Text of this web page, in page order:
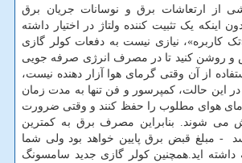
از ارتعاشات برق و نوسانات جریان برق
اینکه یک تثبیت کننده ولتاژ در اختیار داشته
کاربره»، نیازی نیست به دفعات کولر گازی
روشن کنید تا در مصرف انرژی صرفه جویی
از آن وقتی گرمای هوا آزار دهنده نیست،
در این حالت، کمپرسور و فن تنها به مدت زمان
دمای هوای مطلوب را حفظ کنند و وقتی ضرورت
می شوند. بنابراین مصرف برق به کمترین
- مبلغ قبض برق پایین خواهد بود ولی شما
داشته اید.همچنین کولر گازی جدید سامسونگ